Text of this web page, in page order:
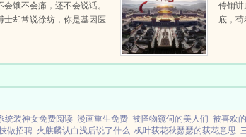
会饿不会痛，还不会说话。
士却常说徐纺，你是基因医
十三倍，再生与自愈能力高
传销讲
底，
是李恪
统装神女免费阅读 漫画重生免费 被怪物窥伺的美人们 被喜欢
做招聘 火麒麟认白浅后说了什么 枫叶荻花秋瑟瑟的荻花意思